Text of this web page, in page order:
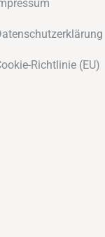
Richtlinie (EU)